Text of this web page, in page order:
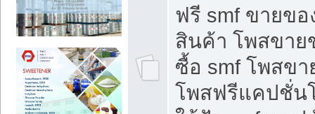
ฟรี smf ขายข
สินค้า โพสขาย
ซื้อ smf โพสข
โพสฟรีแคปชั่น